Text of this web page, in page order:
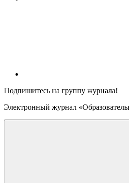
Подпишитесь на группу журнала!
Электронный журнал